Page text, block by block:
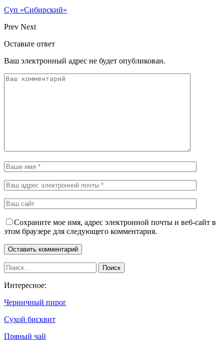
Суп «Сибирский»
Prev Next
Оставьте ответ
Ваш электронный адрес не будет опубликован.
Сохраните мое имя, адрес электронной почты и веб-сайт в
этом браузере для следующего комментария.
Интересное:
Черничный пирог
Сухой бисквит
Пряный чай